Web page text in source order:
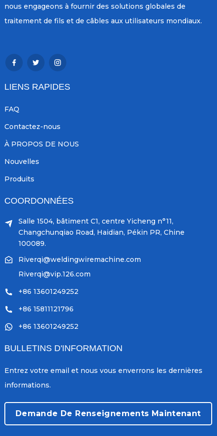
nous engageons à fournir des solutions globales de
traitement de fils et de câbles aux utilisateurs mondiaux.
LIENS RAPIDES
FAQ
Contactez-nous
À PROPOS DE NOUS
Nouvelles
Produits
COORDONNÉES
Salle 1504, bâtiment C1, centre Yicheng n°11,
Changchunqiao Road, Haidian, Pékin PR, Chine
100089.
Riverqi@weldingwiremachine.com
Riverqi@vip.126.com
+86 13601249252
+86 15811121796
+86 13601249252
BULLETINS D'INFORMATION
Entrez votre email et nous vous enverrons les dernières
informations.
Demande De Renseignements Maintenant